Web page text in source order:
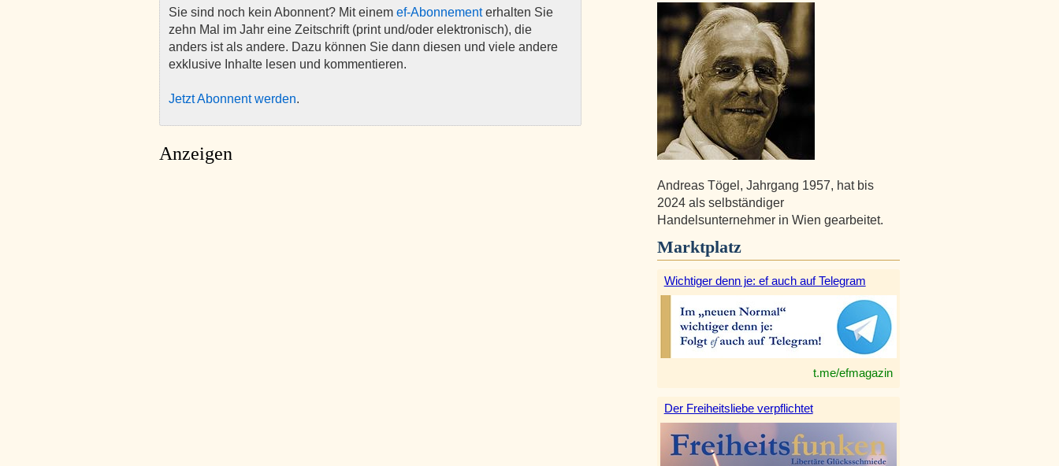
Sie sind noch kein Abonnent? Mit einem ef-Abonnementerhalten Sie
zehn Mal im Jahr eine Zeitschrift (print und/oder elektronisch), die
anders ist als andere. Dazu können Sie dann diesen und viele andere
exklusive Inhalte lesen und kommentieren.
Jetzt Abonnent werden.
Anzeigen
Andreas Tögel, Jahrgang 1957, hat bis
2024 als selbständiger
Handelsunternehmer in Wien gearbeitet.
Marktplatz
Wichtiger denn je: ef auch auf Telegram
t.me/efmagazin
Der Freiheitsliebe verpflichtet